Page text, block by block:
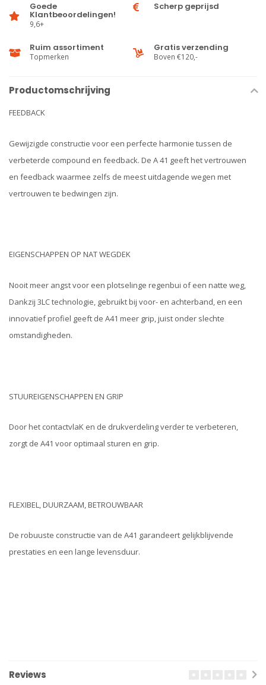
Goede
Klantbeoordelingen!
9,6+
Scherp geprijsd
Ruim assortiment
Topmerken
Gratis verzending
Boven €120,-
Productomschrijving
FEEDBACK
Gewijzigde constructie voor een perfecte harmonie tussen de
verbeterde compound en feedback. De A 41 geeft het vertrouwen
en feedback waarmee zelfs de meest uitdagende wegen met
vertrouwen te bedwingen zijn.
EIGENSCHAPPEN OP NAT WEGDEK
Nooit meer angst voor een plotselinge regenbui of een natte weg,
Dankzij 3LC technologie, gebruikt bij voor- en achterband, en een
innovatief profiel geeft de A41 meer grip, juist onder slechte
omstandigheden.
STUUREIGENSCHAPPEN EN GRIP
Door het contactvlaK en de drukverdeling verder te verbeteren,
zorgt de A41 voor optimaal sturen en grip.
FLEXIBEL, DUURZAAM, BETROUWBAAR
De robuuste constructie van de A41 garandeert gelijkblijvende
prestaties en een lange levensduur.
Reviews